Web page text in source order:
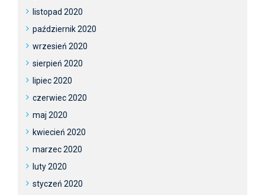
listopad 2020
październik 2020
wrzesień 2020
sierpień 2020
lipiec 2020
czerwiec 2020
maj 2020
kwiecień 2020
marzec 2020
luty 2020
styczeń 2020